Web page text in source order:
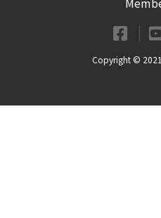
Copyright ©